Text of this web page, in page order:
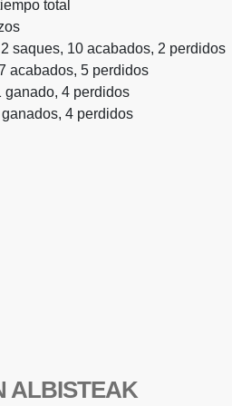
total
saques, 10 acabados, 2 perdidos
acabados, 5 perdidos
ganado, 4 perdidos
4 perdidos
ALBISTEAK